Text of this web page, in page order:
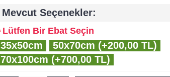
Mevcut Seçenekler:
Lütfen Bir Ebat Seçin
35x50cm
50x70cm (+200,00 TL)
70x100cm (+700,00 TL)